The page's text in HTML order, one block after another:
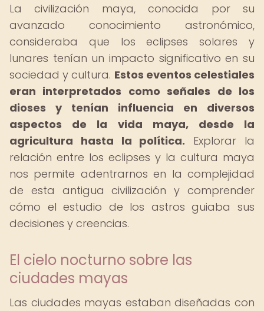
La civilización maya, conocida por su
avanzado conocimiento astronómico,
consideraba que los eclipses solares y
lunares tenían un impacto significativo en su
sociedad y cultura. Estos eventos celestiales
eran interpretados como señales de los
dioses y tenían influencia en diversos
aspectos de la vida maya, desde la
agricultura hasta la política. Explorar la
relación entre los eclipses y la cultura maya
nos permite adentrarnos en la complejidad
de esta antigua civilización y comprender
cómo el estudio de los astros guiaba sus
decisiones y creencias.
El cielo nocturno sobre las
ciudades mayas
Las ciudades mayas estaban diseñadas con